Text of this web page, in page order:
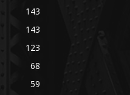
143
143
123
68
59